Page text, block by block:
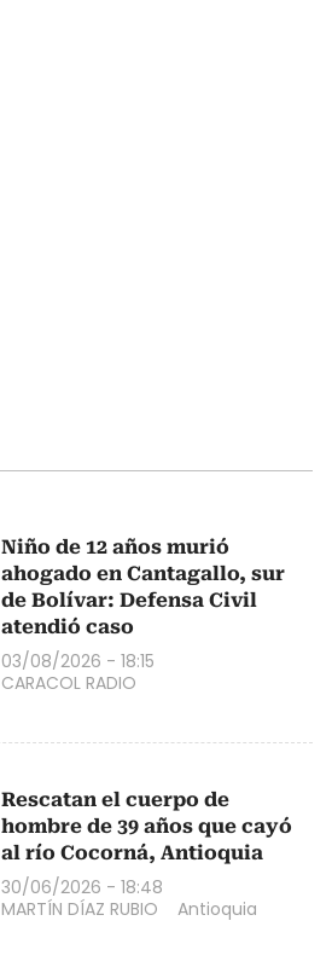
Niño de 12 años murió
ahogado en Cantagallo, sur
de Bolívar: Defensa Civil
atendió caso
03/08/2026 - 18:15
CARACOL RADIO
Rescatan el cuerpo de
hombre de 39 años que cayó
al río Cocorná, Antioquia
30/06/2026 - 18:48
MARTÍN DÍAZ RUBIO
Antioquia